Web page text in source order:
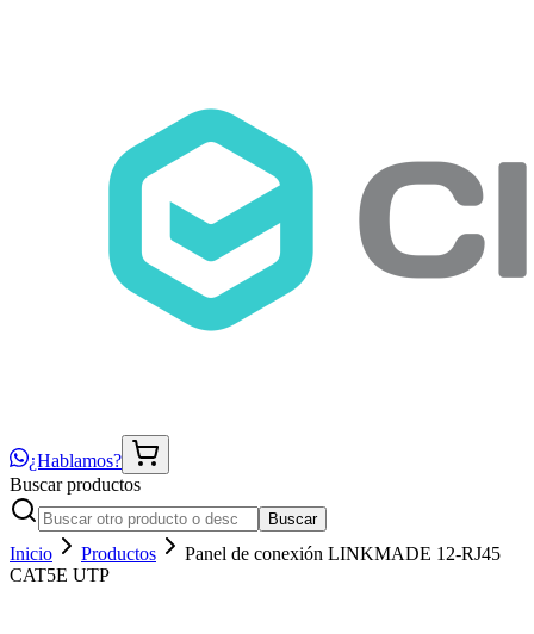
¿Hablamos?
Buscar productos
Buscar
Inicio Productos
Panel de conexión LINKMADE 12-RJ45
CAT5E UTP